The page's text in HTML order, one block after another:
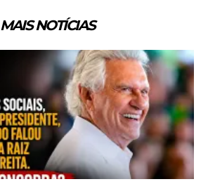
MAIS NOTÍCIAS